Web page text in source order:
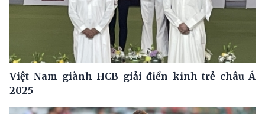
Việt Nam giành HCB giải điền kinh trẻ châu Á
2025